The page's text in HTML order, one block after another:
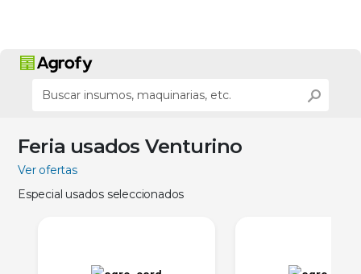
Feria usados Venturino
Ver ofertas
Especial usados seleccionados